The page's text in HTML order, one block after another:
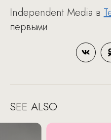
Independent Media в
первыми
SEE ALSO